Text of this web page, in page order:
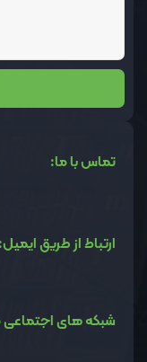
تماس با ما:
ارتباط از طریق ایمیل:
شبکه های اجتماعی